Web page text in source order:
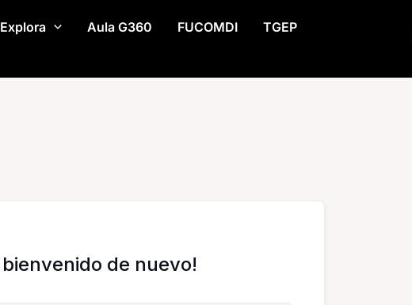
Explora Aula G360 FUCOMDI
TGEP
bienvenido de nuevo!